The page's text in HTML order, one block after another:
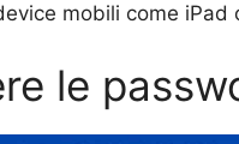
mobili come
le